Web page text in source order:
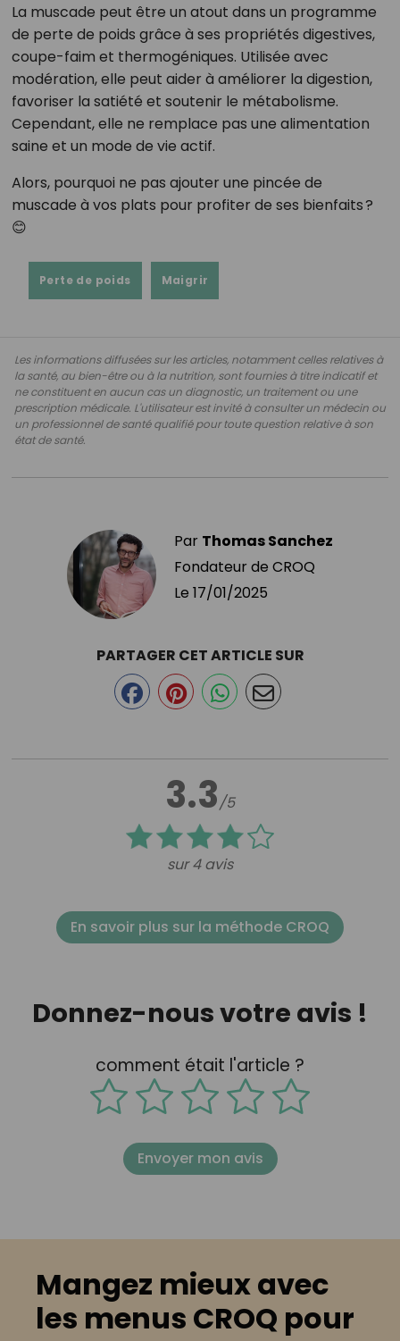
La muscade peut être un atout dans un programme
de perte de poids grâce à ses propriétés digestives,
coupe-faim et thermogéniques. Utilisée avec
modération, elle peut aider à améliorer la digestion,
favoriser la satiété et soutenir le métabolisme.
Cependant, elle ne remplace pas une alimentation
saine et un mode de vie actif.
Alors, pourquoi ne pas ajouter une pincée de
muscade à vos plats pour profiter de ses bienfaits ?
😊
Perte de poids Maigrir
Les informations diffusées sur les articles, notamment celles relatives à
la santé, au bien-être ou à la nutrition, sont fournies à titre indicatif et
ne constituent en aucun cas un diagnostic, un traitement ou une
prescription médicale. L'utilisateur est invité à consulter un médecin ou
un professionnel de santé qualifié pour toute question relative à son
état de santé.
Par Thomas Sanchez
Fondateur de CROQ
Le 17/01/2025
3.3/5
sur 4 avis
PARTAGER CET ARTICLE SUR
En savoir plus sur la méthode CROQ
Donnez-nous votre avis !
comment était l'article ?
Envoyer mon avis
Mangez mieux avec
les menus CROQ pour